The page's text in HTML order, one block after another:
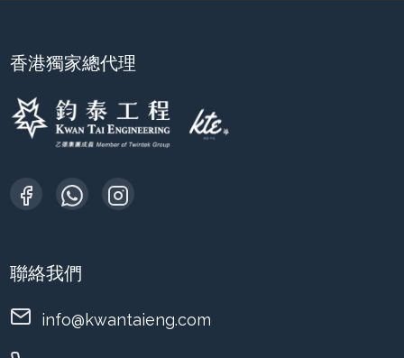
香港獨家總代理
聯絡我們
info@kwantaieng.com